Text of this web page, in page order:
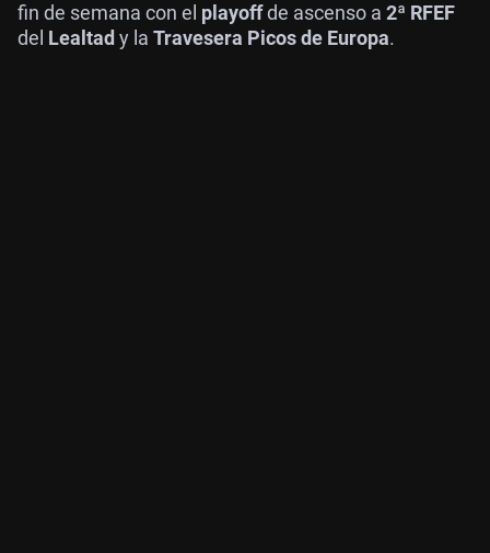
fin de semana con el playoffde ascenso a 2ª RFEF
del Lealtad y la Travesera Picos de Europa.